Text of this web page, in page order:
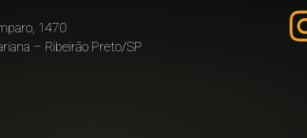
1470
– Ribeirão Preto/SP